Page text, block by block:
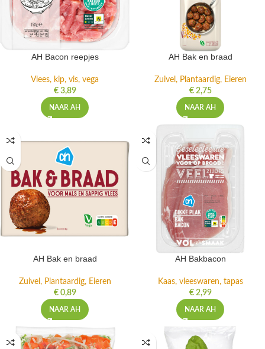
AH Bacon reepjes
Vlees, kip, vis, vega
€3,89
NAAR AH
AH Bak en braad
Zuivel, Plantaardig, Eieren
€2,75
NAAR AH
AH Bak en braad
Zuivel, Plantaardig, Eieren
€0,89
NAAR AH
AH Bakbacon
Kaas, vleeswaren, tapas
€2,99
NAAR AH